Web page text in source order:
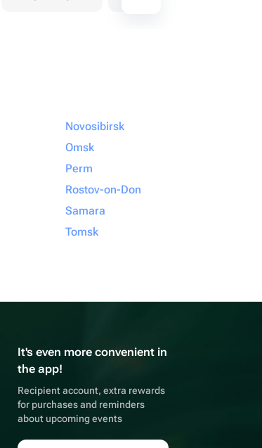
Novosibirsk
Omsk
Perm
Rostov-on-Don
Samara
Tomsk
It's even more convenient in
the app!
Recipient account, extra rewards
for purchases and reminders
about upcoming events